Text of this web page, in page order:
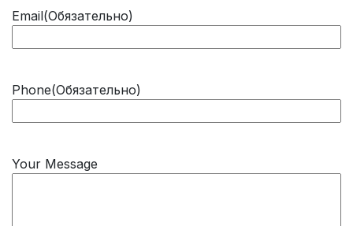
Email(Обязательно)
Phone(Обязательно)
Your Message